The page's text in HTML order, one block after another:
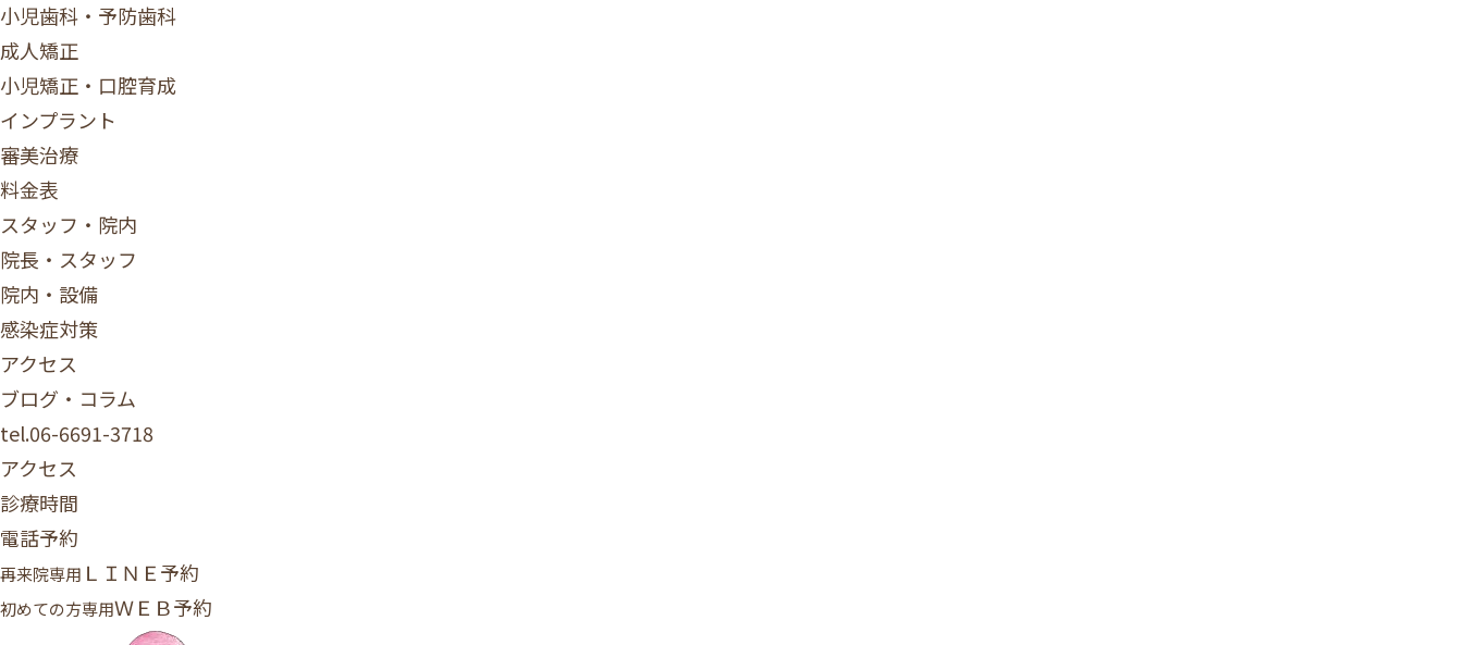
小児歯科・予防歯科
成人矯正
小児矯正・口腔育成
インプラント
審美治療
料金表
スタッフ・院内
院長・スタッフ
院内・設備
感染症対策
アクセス
ブログ・コラム
tel.06-6691-3718
アクセス
診療時間
電話予約
再来院専用 ＬＩＮＥ予約
初めての方専用ＷＥＢ予約